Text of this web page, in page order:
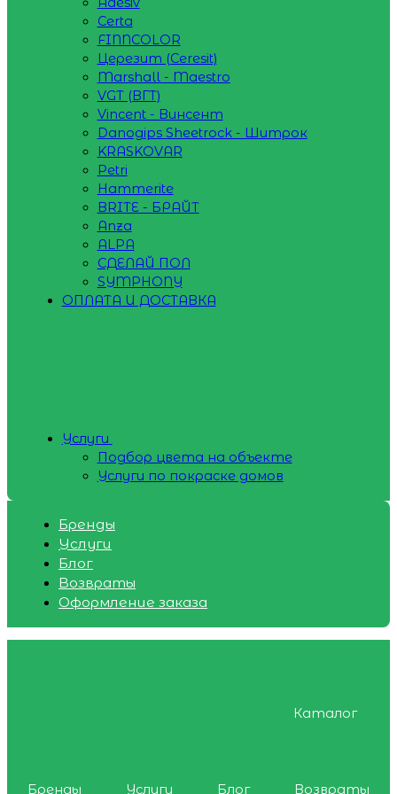
Certa
FINNCOLOR
Церезит (Ceresit)
Marshall - Maestro
VGT (ВГТ)
Vincent - Винсент
Danogips Sheetrock - Шитрок
KRASKOVAR
Petri
Hammerite
BRITE - БРАЙТ
Anza
ALPA
СДЕЛАЙ ПОЛ
SYMPHONY
ОПЛАТА И ДОСТАВКА
Услуги
Подбор цвета на объекте
Услуги по покраске домов
Бренды
Услуги
Блог
Возвраты
Оформление заказа
Каталог
Бренды Услуги Блог
Возвраты